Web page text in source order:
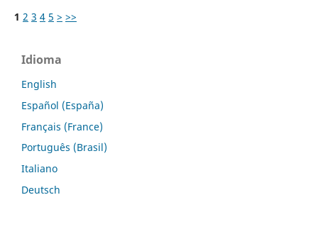
1 2 3 4 5 > >>
Idioma
English
Español (España)
Français (France)
Português (Brasil)
Italiano
Deutsch